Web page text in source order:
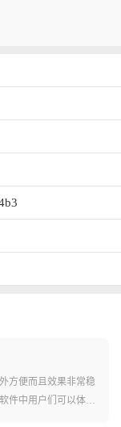
方便而且效果非常稳
件中用户们可以体验